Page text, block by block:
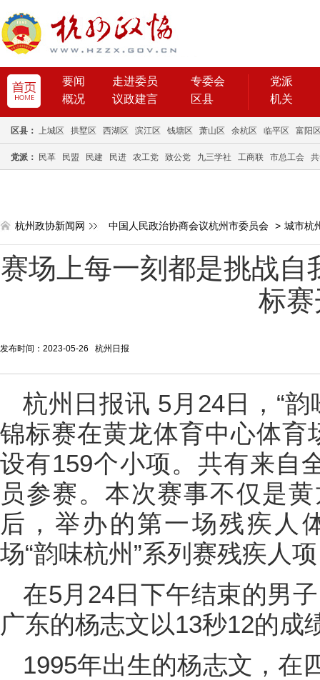
要闻 走进委员
专委会
概况
议政建言 区县
党派
机关
区县： 上城区 拱墅区 西湖区 滨江区 钱塘区 萧山区 余杭区 临平区 富阳
党派： 民革 民盟 民建 民进 农工党 致公党 九三学社 工商联 市总工会
杭州政协新闻网 中国人民政治协商会议杭州市委员会 > 城市杭
赛场上每一刻都是挑战
标
发布时间：2023-05-26 杭州日报
杭州日报讯 5月24日，“
锦标赛在黄龙体育中心体育
设有159个小项。共有来自
员参赛。本次赛事不仅是
后，举办的第一场残疾人
场“韵味杭州”系列赛残疾人
在5月24日下午结束的男
广东的杨志文以13秒12的成
1995年出生的杨志文，在